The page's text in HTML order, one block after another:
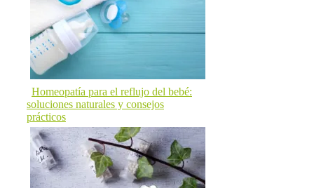
Homeopatía para el reflujo del bebé:
soluciones naturales y consejos
prácticos